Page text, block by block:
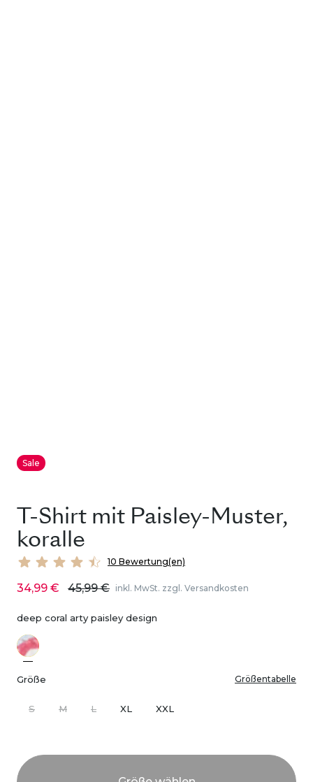
Sale
T-Shirt mit Paisley-Muster,
koralle
10 Bewertung(en)
34,99 € 45,99 € inkl. MwSt. zzgl. Versandkosten
deep coral arty paisley design
Größe Größentabelle
S M L XL XXL